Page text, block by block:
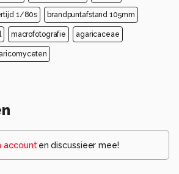
1/80s brandpuntafstand 105mm
macrofotografie agaricaceae
account en discussieer mee!